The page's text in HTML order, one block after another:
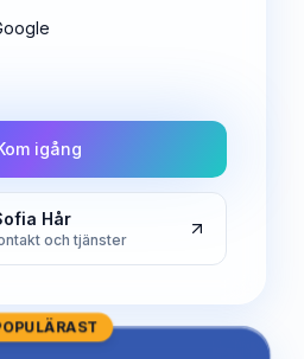
igång
Hår
och tjänster